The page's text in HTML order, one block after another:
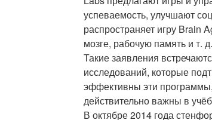
успеваемость, улучшают
распространяет игру Brain
мозге, рабочую память и т. д.
Такие заявления
исследований, которые
эффективны эти
действительно важны в
В октябре 2014 года